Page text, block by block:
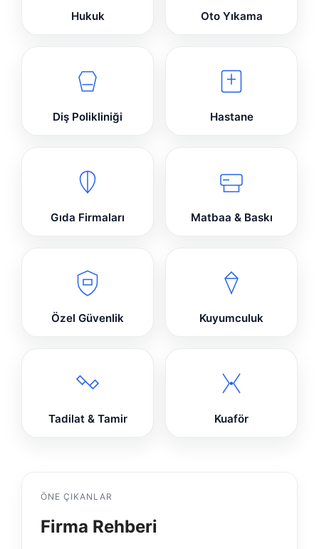
Hukuk Oto Yıkama
Diş Polikliniği Hastane
Gıda Firmaları Matbaa & Baskı
Özel Güvenlik Kuyumculuk
Tadilat & Tamir Kuaför
ÖNE ÇIKANLAR
Firma Rehberi